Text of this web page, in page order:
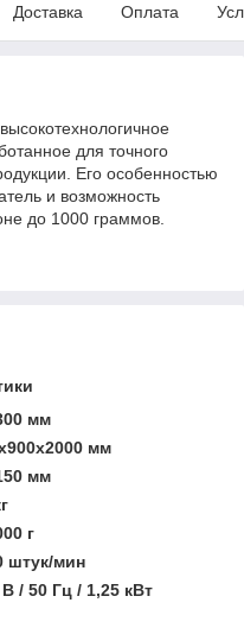
Доставка Оплата
для точного
Его особенностью
и возможность
до 1000 граммов.
мм
мм
мм
г
штук/мин
/ 50 Гц / 1,25 кВт